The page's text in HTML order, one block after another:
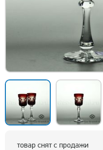
товар снят с продажи